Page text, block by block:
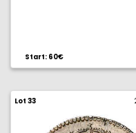
Start: 60€
Lot 33